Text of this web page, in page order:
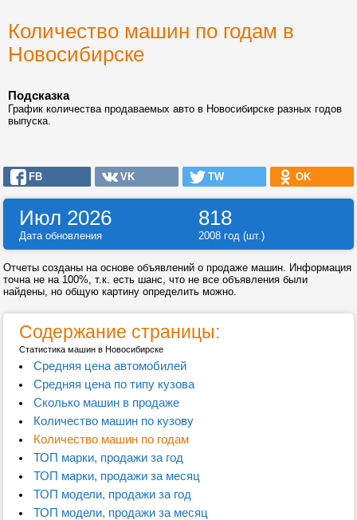
Количество машин по годам в
Новосибирске
Подсказка
График количества продаваемых авто в Новосибирске разных годов
выпуска.
FB VK TW OK
Июл 2026 818
Дата обновления 2008 год (шт.)
Отчеты созданы на основе объявлений о продаже машин. Информация
точна не на 100%, т.к. есть шанс, что не все объявления были
найдены, но общую картину определить можно.
Содержание страницы:
Статистика машин в Новосибирске
Средняя цена автомобилей
Средняя цена по типу кузова
Сколько машин в продаже
Количество машин по кузову
Количество машин по годам
ТОП марки, продажи за год
ТОП марки, продажи за месяц
ТОП модели, продажи за год
ТОП модели, продажи за месяц